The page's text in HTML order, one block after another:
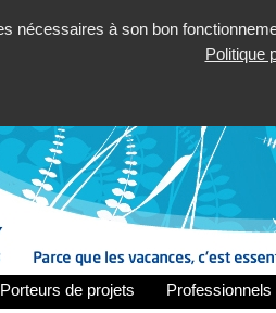
nécessaires à son bon
Politique
Porteurs de projets